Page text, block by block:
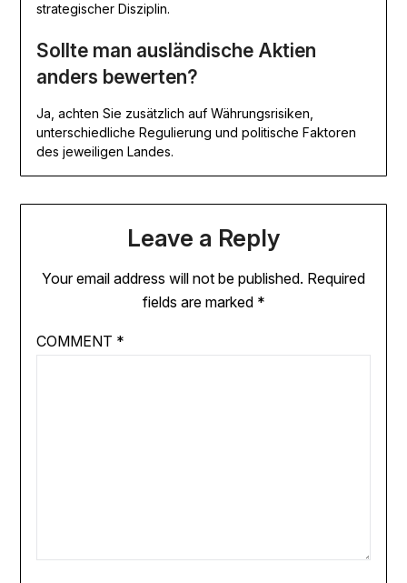
strategischer Disziplin.
Sollte man ausländische Aktien
anders bewerten?
Ja, achten Sie zusätzlich auf Währungsrisiken,
unterschiedliche Regulierung und politische Faktoren
des jeweiligen Landes.
Leave a Reply
Your email address will not be published. Required
fields are marked *
COMMENT *